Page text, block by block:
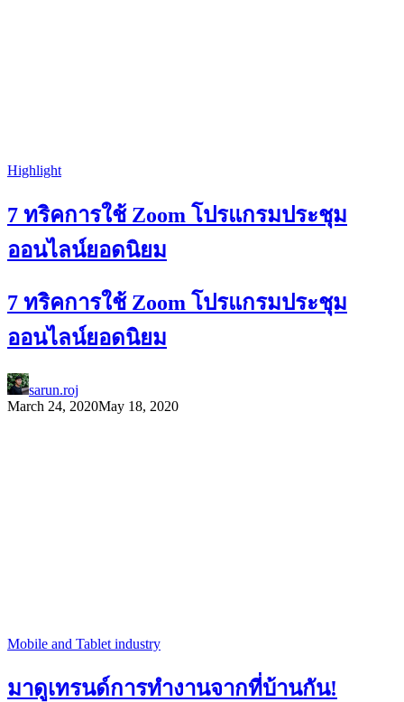
Highlight
7 ทริคการใช้ Zoom โปรแกรมประชุม
ออนไลน์ยอดนิยม
7 ทริคการใช้ Zoom โปรแกรมประชุม
ออนไลน์ยอดนิยม
sarun.roj
March 24, 2020May 18, 2020
Mobile and Tablet industry
มาดูเทรนด์การทำงานจากที่บ้านกัน!